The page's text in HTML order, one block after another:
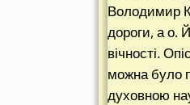
Володимир
дороги, а о.
вічності.
можна було
духовною